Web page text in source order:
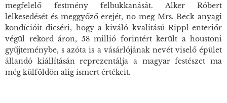
megfelelő festmény felbukkanását. Alker Róbert
lelkesedését és meggyőző erejét, no meg Mrs. Beck anyagi
kondícióit dicséri, hogy a kiváló kvalitású Rippl-enteriőr
végül rekord áron, 58 millió forintért került a houstoni
gyűjteménybe, s azóta is a vásárlójának nevét viselő épület
állandó kiállításán reprezentálja a magyar festészet ma
még külföldön alig ismert értékeit.